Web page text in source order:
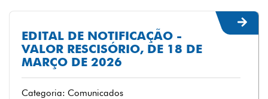
EDITAL DE NOTIFICAÇÃO -
VALOR RESCISÓRIO, DE 18 DE
MARÇO DE 2026
Categoria: Comunicados